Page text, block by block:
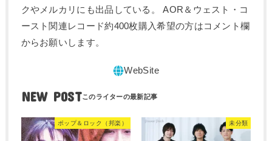
クやメルカリにも出品している。 AOR＆ウェスト・コ
ースト関連レコード約400枚購入希望の方はコメント欄
からお願いします。
NEW POST
ポップ＆ロック（邦楽） 未分類